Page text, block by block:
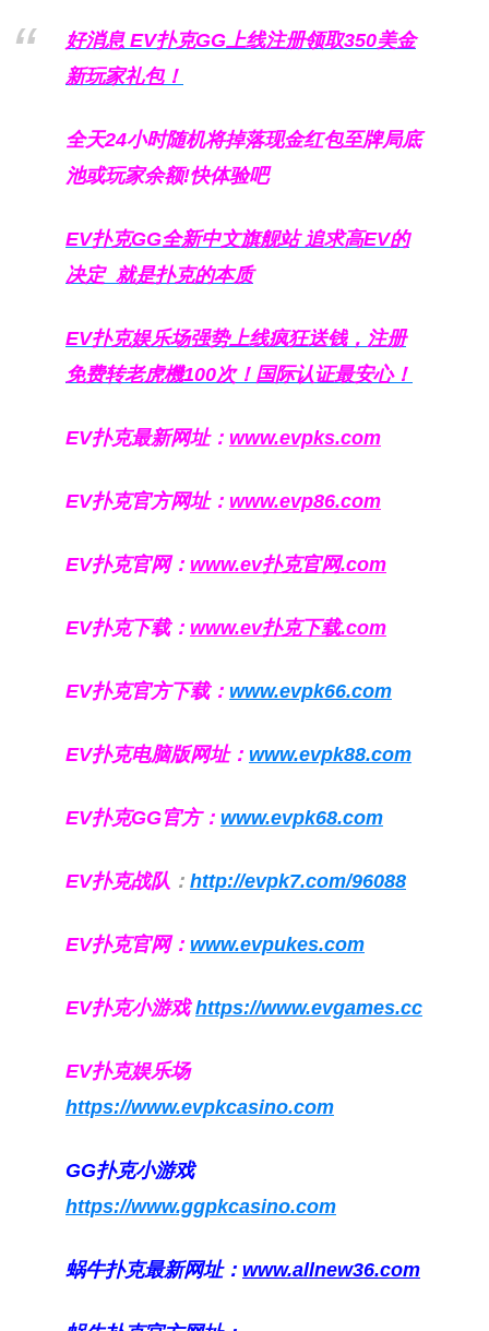
好消息 EV扑克GG上线注册领取350美金
新玩家礼包！
全天24小时随机将掉落现金红包至牌局底
池或玩家余额!快体验吧
EV扑克GG全新中文旗舰站追求高EV的
决定 就是扑克的本质
EV扑克娱乐场强势上线疯狂送钱，注册
免费转老虎機100次！国际认证最安心！
EV扑克最新网址： www.evpks.com
EV扑克官方网址： www.evp86.com
EV扑克官网： www.ev扑克官网.com
EV扑克下载： www.ev扑克下载.com
EV扑克官方下载： www.evpk66.com
EV扑克电脑版网址： www.evpk88.com
EV扑克GG官方： www.evpk68.com
EV扑克战队 ： http://evpk7.com/96088
EV扑克官网： www.evpukes.com
EV扑克小游戏https://www.evgames.cc
EV扑克娱乐场
https://www.evpkcasino.com
GG扑克小游戏
https://www.ggpkcasino.com
蜗牛扑克最新网址： www.allnew36.com